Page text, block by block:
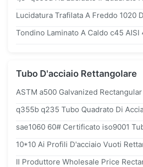
Tubo D'acciaio Rettangolare